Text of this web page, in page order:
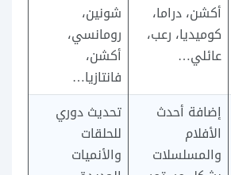
أكشن، دراما،
كوميديا، رعب،
عائلي…
شونين،
رومانسي،
أكشن،
فانتازيا…
إضافة أحدث
الأفلام
والمسلسلات
تحديث دوري
للحلقات
والأنميات